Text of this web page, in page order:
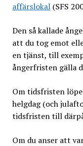
affärslokal(SFS
Den så kallade
att du tog emot
en tjänst, till
ångerfristen gälla
Om tidsfristen
helgdag (och
tidsfristen till
Om du anser att